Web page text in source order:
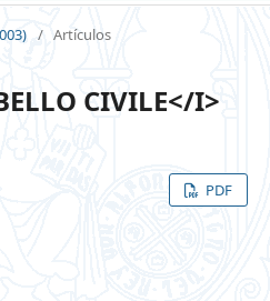
/ Artículos
CIVILE</I>
PDF